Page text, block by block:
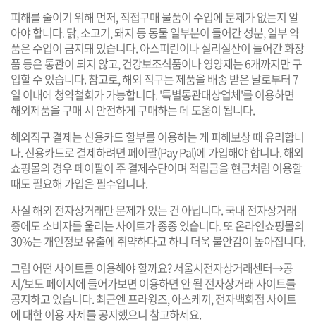
피해를 줄이기 위해 먼저, 직접구매 물품이 수입에 문제가 없는지 알
아야 합니다. 닭, 소고기, 돼지 등 동물 일부분이 들어간 성분, 일부 약
품은 수입이 금지돼 있습니다. 아스피린이나 실리실산이 들어간 화장
품 등은 통관이 되지 않고, 건강보조식품이나 영양제는 6개까지만 구
입할 수 있습니다. 참고로, 해외 직구는 제품을 배송 받은 날로부터 7
일 이내에 청약철회가 가능합니다. '특별통관대상업체'를 이용하면
해외제품을 구매 시 안전하게 구매하는 데 도움이 됩니다.
해외직구 결제는 신용카드 할부를 이용하는 게 피해보상 때 유리합니
다. 신용카드로 결제하려면 페이팔(Pay Pal)에 가입해야 합니다. 해외
쇼핑몰의 경우 페이팔이 주 결제수단이며 적립금을 현금처럼 이용할
때도 필요해 가입은 필수입니다.
사실 해외 전자상거래만 문제가 있는 건 아닙니다. 국내 전자상거래
중에도 소비자를 울리는 사이트가 종종 있습니다. 또온라인쇼핑몰의
30%는 개인정보 유출에 취약하다고 하니 더욱 불안감이 높아집니다.
그럼 어떤 사이트를 이용해야 할까요?서울시전자상거래센터→공
지/보도 페이지에 들어가보면 이용하면 안 될 전자상거래 사이트를
공지하고 있습니다. 최근엔 프라윙즈, 아스케끼, 전자백화점 사이트
에 대한 이용 자제를 공지했으니 참고하세요.